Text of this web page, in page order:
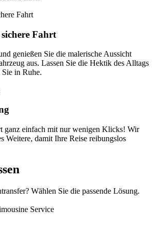
Fahrt
genießen Sie die malerische Aussicht
aus. Lassen Sie die Hektik des Alltags
in Ruhe.
ganz einfach mit nur wenigen Klicks! Wir
Weitere, damit Ihre Reise reibungslos
Wählen Sie die passende Lösung.